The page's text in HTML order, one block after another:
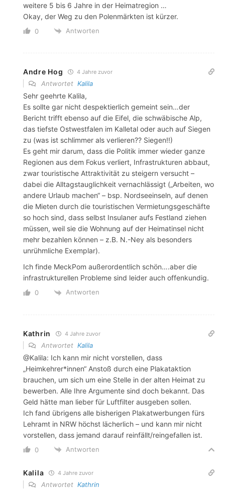
weitere 5 bis 6 Jahre in der Heimatregion …
Okay, der Weg zu den Polenmärkten ist kürzer.
0 Antworten
Andre Hog 4 Jahre zuvor
Antwortet Kalila
Sehr geehrte Kalila,
Es sollte gar nicht despektierlich gemeint sein…der
Bericht trifft ebenso auf die Eifel, die schwäbische Alp,
das tiefste Ostwestfalen im Kalletal oder auch auf Siegen
zu (was ist schlimmer als verlieren?? Siegen!!)
Es geht mir darum, dass die Politik immer wieder ganze
Regionen aus dem Fokus verliert, Infrastrukturen abbaut,
zwar touristische Attraktivität zu steigern versucht –
dabei die Alltagstauglichkeit vernachlässigt („Arbeiten, wo
andere Urlaub machen“ – bsp. Nordseeinseln, auf denen
die Mieten durch die touristischen Vermietungsgeschäfte
so hoch sind, dass selbst Insulaner aufs Festland ziehen
müssen, weil sie die Wohnung auf der Heimatinsel nicht
mehr bezahlen können – z.B. N.-Ney als besonders
unrühmliche Exemplar).
Ich finde MeckPom außerordentlich schön….aber die
infrastrukturellen Probleme sind leider auch offenkundig.
0 Antworten
Kathrin 4 Jahre zuvor
Antwortet Kalila
@Kalila: Ich kann mir nicht vorstellen, dass
„Heimkehrer*innen“ Anstoß durch eine Plakataktion
brauchen, um sich um eine Stelle in der alten Heimat zu
bewerben. Alle Ihre Argumente sind doch bekannt. Das
Geld hätte man lieber für Luftfilter ausgeben sollen.
Ich fand übrigens alle bisherigen Plakatwerbungen fürs
Lehramt in NRW höchst lächerlich – und kann mir nicht
vorstellen, dass jemand darauf reinfällt/reingefallen ist.
0 Antworten
Kalila 4 Jahre zuvor
Antwortet Kathrin